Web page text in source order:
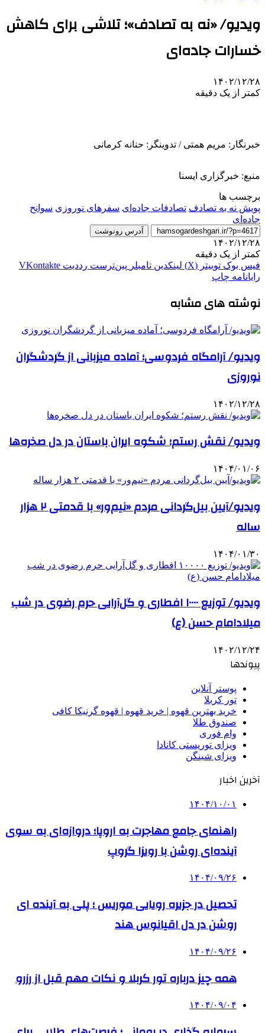
ویدیو/ «نه به تصادف»؛ تلاشی برای کاهش
خسارات جاده‌ای
۱۴۰۲/۱۲/۲۸
کمتر از یک دقیقه
خبرنگار: مریم همتی / تدوینگر: حنانه کرمانی
منبع: خبرگزاری ایسنا
برچسب ها
پویش نه به تصادف تصادفات جاده‌ای سفرهای نوروزی سوانح
جاده‌ای
آدرس رونوشت
۱۴۰۲/۱۲/۲۸
کمتر از یک دقیقه
فیس بوک توییتر (X) لینکدین ‫تامبلر ‫پین‌ترست ‫رددیت ‫VKontakte
رایانامه چاپ
نوشته های مشابه
ویدیو/ آرامگاه فردوسی؛ آماده میزبانی از گردشگران
نوروزی
۱۴۰۲/۱۲/۲۸
ویدیو/ نقش رستم؛ شکوه ایران باستان در دل صخره‌ها
۱۴۰۴/۰۱/۰۶
ویدیو/آیین بیل‌گردانی مردم «نیم‌ور» با قدمتی ۲ هزار
ساله
۱۴۰۴/۰۱/۳۰
ویدیو/ توزیع ۱۰۰۰۰ افطاری و گل‌آرایی حرم رضوی در شب
میلادامام حسن (ع)
۱۴۰۲/۱۲/۲۴
پیوندها
پوستر آنلاین
تور کربلا
خرید بهترین قهوه | خرید قهوه | قهوه گرنیکا کافی
صندوق طلا
وام فوری
ویزای توریستی کانادا
ویزای شینگن
آخرین اخبار
۱۴۰۴/۱۰/۰۱
راهنمای جامع مهاجرت به اروپا؛ دروازه‌ای به سوی
آینده‌ای روشن با رویزا گروپ
۱۴۰۴/۰۹/۲۶
تحصیل در جزیره رویایی موریس ؛ پلی به آینده ‌ای
روشن در دل اقیانوس ‌هند
۱۴۰۴/۰۹/۲۶
همه چیز درباره تور کربلا و نکات مهم قبل از رزرو
۱۴۰۴/۰۹/۰۴